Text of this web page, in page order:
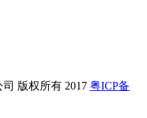
版权所有 2017 粤ICP备